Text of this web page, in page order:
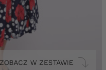
ZOBACZ W ZESTAWIE